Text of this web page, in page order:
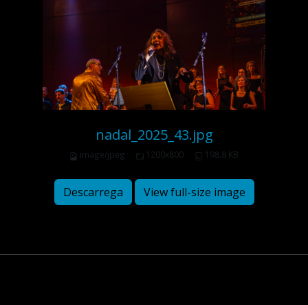
nadal_2025_43.jpg
image/jpeg 1200x800 198.8 KB
Descarrega View full-size image